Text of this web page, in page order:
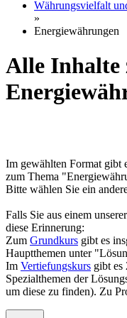
Währungsvielfalt
»
Energiewährungen
Alle Inhalte
Im gewählten Format gibt
zum Thema
Bitte wählen Sie ein
Falls Sie aus einem
diese Erinnerung:
Zum Grundkurs gibt es
Hauptthemen unter
Im Vertiefungskurs gibt es
Spezialthemen der
um diese zu finden). Zu